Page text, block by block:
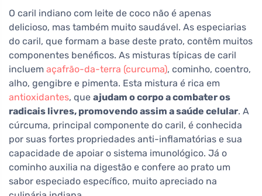
O caril indiano com leite de coco não é apenas
delicioso, mas também muito saudável. As especiarias
do caril, que formam a base deste prato, contêm muitos
componentes benéficos. As misturas típicas de caril
incluem açafrão-da-terra (curcuma), cominho, coentro,
alho, gengibre e pimenta. Esta mistura é rica em
antioxidantes, que ajudam o corpo a combater os
radicais livres, promovendo assim a saúde celular. A
cúrcuma, principal componente do caril, é conhecida
por suas fortes propriedades anti-inflamatórias e sua
capacidade de apoiar o sistema imunológico. Já o
cominho auxilia na digestão e confere ao prato um
sabor especiado específico, muito apreciado na